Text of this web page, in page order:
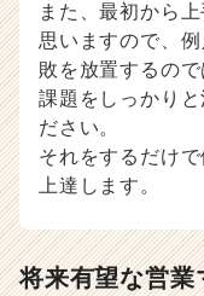
また、最初から
思いますので、
敗を放置するの
課題をしっかり
ださい。
それをするだけ
上達します。
将来有望な営業